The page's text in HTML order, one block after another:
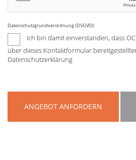
Datenschutzgrundverordnung (DSGVO):
Ich bin damit einverstanden, dass
über dieses Kontaktformular
Datenschutzerklärung
ANGEBOT ANFORDERN